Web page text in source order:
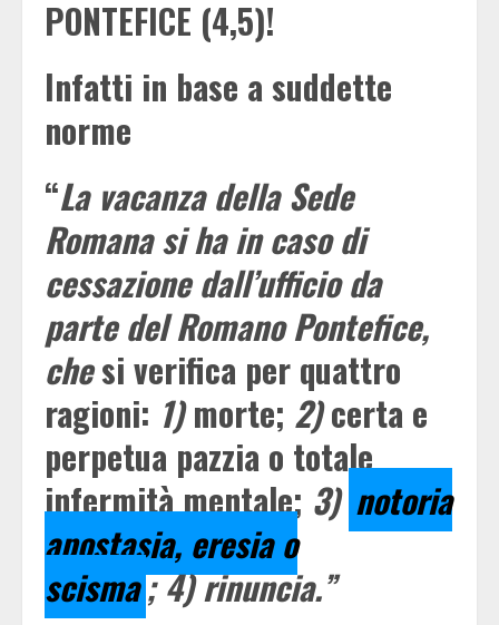
PONTEFICE (4,5)!
Infatti in base a suddette
norme
“La vacanza della Sede
Romana si ha in caso di
cessazione dall’ufficio da
parte del Romano Pontefice,
chesi verifica per quattro
ragioni: 1)morte; 2)certa e
perpetua pazzia o totale
infermità mentale; 3) notoria
apostasia, eresia o
scisma; 4) rinuncia.”